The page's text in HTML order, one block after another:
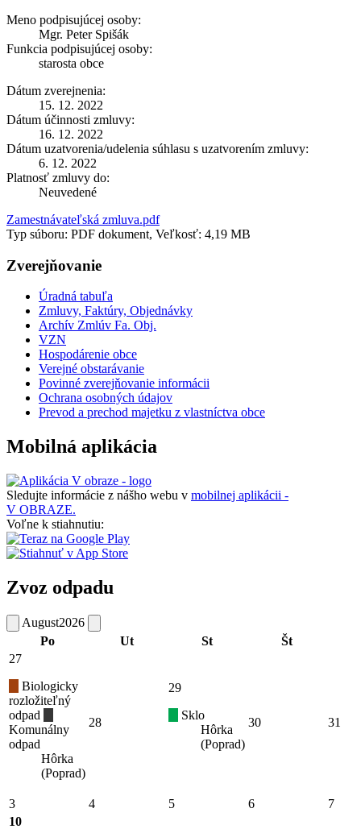
Meno podpisujúcej osoby:
Mgr. Peter Spišák
Funkcia podpisujúcej osoby:
starosta obce
Dátum zverejnenia:
15. 12. 2022
Dátum účinnosti zmluvy:
16. 12. 2022
Dátum uzatvorenia/udelenia súhlasu s uzatvorením zmluvy:
6. 12. 2022
Platnosť zmluvy do:
Neuvedené
Zamestnávateľská zmluva.pdf
Typ súboru: PDF dokument, Veľkosť: 4,19 MB
Zverejňovanie
Úradná tabuľa
Zmluvy, Faktúry, Objednávky
Archív Zmlúv Fa. Obj.
VZN
Hospodárenie obce
Verejné obstarávanie
Povinné zverejňovanie informácii
Ochrana osobných údajov
Prevod a prechod majetku z vlastníctva obce
Mobilná aplikácia
Sledujte informácie z nášho webu v mobilnej aplikácii -
V OBRAZE.
Voľne k stiahnutiu:
Zvoz odpadu
August2026
Po
Ut St Št
27
Biologicky
rozložiteľný
odpad
Komunálny
odpad
Hôrka
(Poprad)
28
29
Sklo
Hôrka
(Poprad)
30 31
3 4 5 6
7
10